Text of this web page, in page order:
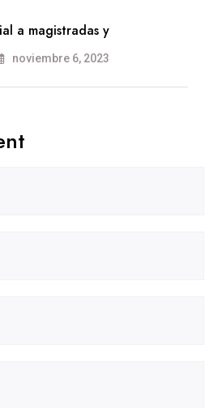
a magistradas y
noviembre 6, 2023